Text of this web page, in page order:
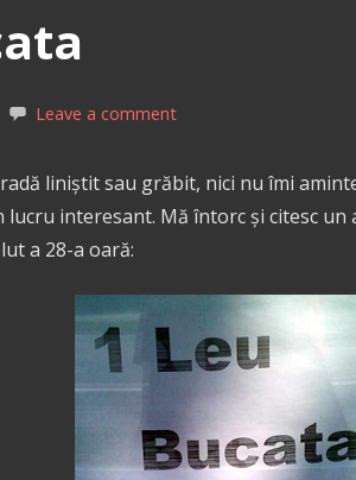
Leave a comment
liniștit sau grăbit, nici nu îmi
lucru interesant. Mă întorc și citesc
a 28-a oară: